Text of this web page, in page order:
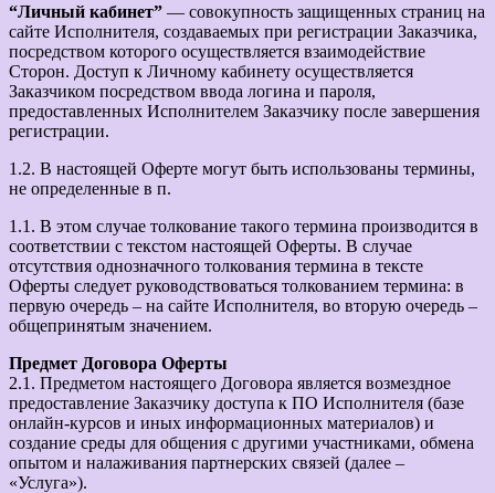
“Личный кабинет” — совокупность защищенных страниц на
сайте Исполнителя, создаваемых при регистрации Заказчика,
посредством которого осуществляется взаимодействие
Сторон. Доступ к Личному кабинету осуществляется
Заказчиком посредством ввода логина и пароля,
предоставленных Исполнителем Заказчику после завершения
регистрации.
1.2. В настоящей Оферте могут быть использованы термины,
не определенные в п.
1.1. В этом случае толкование такого термина производится в
соответствии с текстом настоящей Оферты. В случае
отсутствия однозначного толкования термина в тексте
Оферты следует руководствоваться толкованием термина: в
первую очередь – на сайте Исполнителя, во вторую очередь –
общепринятым значением.
Предмет Договора Оферты
2.1. Предметом настоящего Договора является возмездное
предоставление Заказчику доступа к ПО Исполнителя (базе
онлайн-курсов и иных информационных материалов) и
создание среды для общения с другими участниками, обмена
опытом и налаживания партнерских связей (далее –
«Услуга»).